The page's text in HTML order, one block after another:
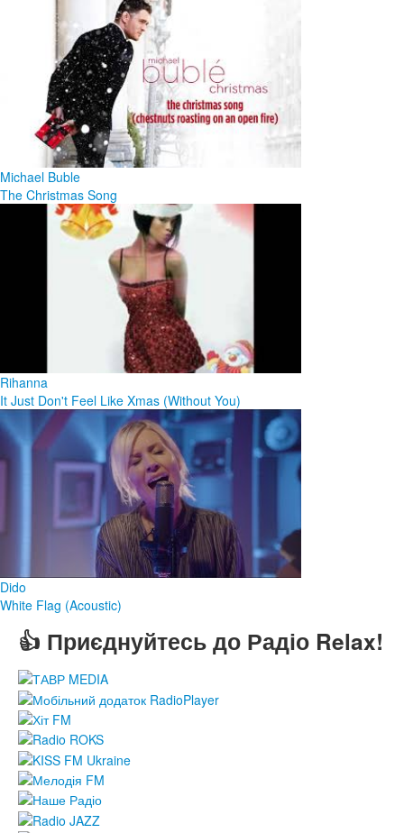
Michael Buble
The Christmas Song
Rihanna
It Just Don't Feel Like Xmas (Without You)
Dido
White Flag (Acoustic)
👍 Приєднуйтесь до Радіо Relax!